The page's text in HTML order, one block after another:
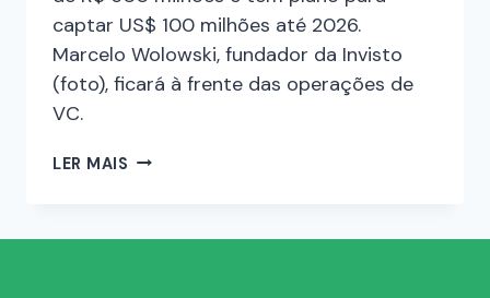
captar US$ 100 milhões até 2026.
Marcelo Wolowski, fundador da Invisto
(foto), ficará à frente das operações de
VC.
LER MAIS